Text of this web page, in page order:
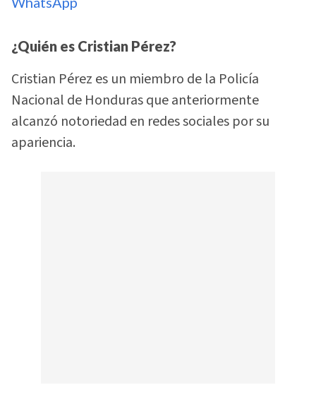
¿Quién es Cristian Pérez?
Cristian Pérez es un miembro de la Policía
Nacional de Honduras que anteriormente
alcanzó notoriedad en redes sociales por su
apariencia.